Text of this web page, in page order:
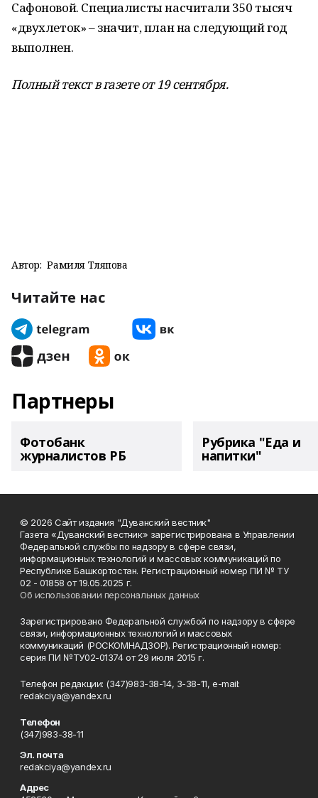
Сафоновой. Специалисты насчитали 350 тысяч
«двухлеток» – значит, план на следующий год
выполнен.
Полный текст в газете от 19 сентября.
Автор: Рамиля Тляпова
Читайте нас
Партнеры
Фотобанк
журналистов РБ
Рубрика "Еда и
напитки"
© 2026 Сайт издания "Дуванский вестник"
Газета «Дуванский вестник» зарегистрирована в Управлении
Федеральной службы по надзору в сфере связи,
информационных технологий и массовых коммуникаций по
Республике Башкортостан. Регистрационный номер ПИ № ТУ
02 - 01858 от 19.05.2025 г.
Об использовании персональных данных
Зарегистрировано Федеральной службой по надзору в сфере
связи, информационных технологий и массовых
коммуникаций (РОСКОМНАДЗОР). Регистрационный номер:
серия ПИ №ТУ02-01374 от 29 июля 2015 г.
Телефон редакции: (347)983-38-14, 3-38-11, e-mail:
redakciya@yandex.ru
Телефон
(347)983-38-11
Эл. почта
redakciya@yandex.ru
Адрес